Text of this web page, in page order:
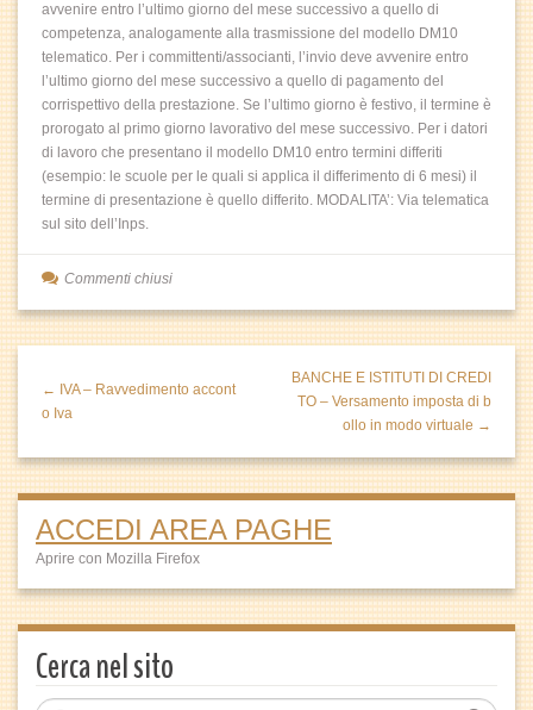
avvenire entro l’ultimo giorno del mese successivo a quello di
competenza, analogamente alla trasmissione del modello DM10
telematico. Per i committenti/associanti, l’invio deve avvenire entro
l’ultimo giorno del mese successivo a quello di pagamento del
corrispettivo della prestazione. Se l’ultimo giorno è festivo, il termine è
prorogato al primo giorno lavorativo del mese successivo. Per i datori
di lavoro che presentano il modello DM10 entro termini differiti
(esempio: le scuole per le quali si applica il differimento di 6 mesi) il
termine di presentazione è quello differito. MODALITA’: Via telematica
sul sito dell’Inps.
Commenti chiusi
← IVA – Ravvedimento accont
o Iva
BANCHE E ISTITUTI DI CREDI
TO – Versamento imposta di b
ollo in modo virtuale →
ACCEDI AREA PAGHE
Aprire con Mozilla Firefox
Cerca nel sito